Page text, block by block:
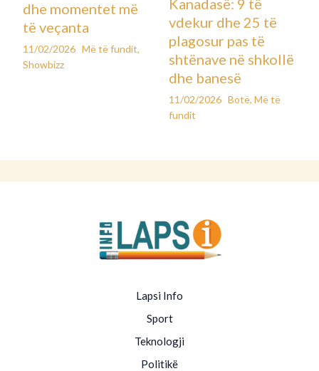
dhe momentet më
të veçanta
11/02/2026 Më të fundit,
Showbizz
Kanadasë: 9 të
vdekur dhe 25 të
plagosur pas të
shtënave në shkollë
dhe banesë
11/02/2026 Botë, Më të
fundit
Lapsi Info
Sport
Teknologji
Politikë